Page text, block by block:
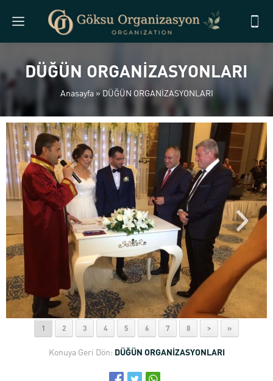
DÜĞÜN ORGANİZASYONLARI
Anasayfa»DÜĞÜN ORGANİZASYONLARI
1 2 3 4 5 6 7 8 > »
Konuya Geri Dön: DÜĞÜN ORGANİZASYONLARI